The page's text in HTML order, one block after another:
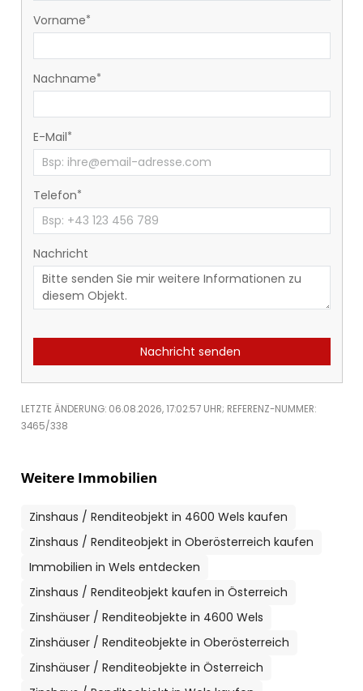
Vorname
Nachname
E-Mail
Telefon
Nachricht
Nachricht senden
LETZTE ÄNDERUNG: 06.08.2026, 17:02:57 UHR; REFERENZ-NUMMER:
3465/338
Weitere Immobilien
Zinshaus / Renditeobjekt in 4600 Wels kaufen
Zinshaus / Renditeobjekt in Oberösterreich kaufen
Immobilien in Wels entdecken
Zinshaus / Renditeobjekt kaufen in Österreich
Zinshäuser / Renditeobjekte in 4600 Wels
Zinshäuser / Renditeobjekte in Oberösterreich
Zinshäuser / Renditeobjekte in Österreich